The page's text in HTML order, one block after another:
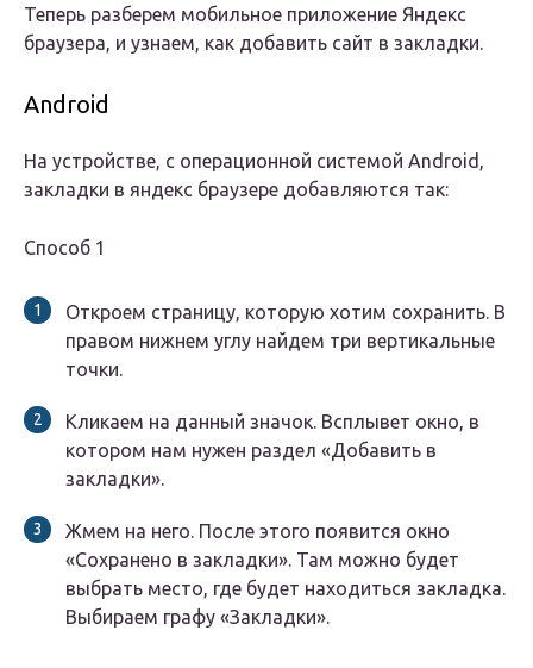
Теперь разберем мобильное приложение Яндекс
браузера, и узнаем, как добавить сайт в закладки.
Android
На устройстве, с операционной системой Android,
закладки в яндекс браузере добавляются так:
Способ 1
Откроем страницу, которую хотим сохранить. В
правом нижнем углу найдем три вертикальные
точки.
Кликаем на данный значок. Всплывет окно, в
котором нам нужен раздел «Добавить в
закладки».
Жмем на него. После этого появится окно
«Сохранено в закладки». Там можно будет
выбрать место, где будет находиться закладка.
Выбираем графу «Закладки».